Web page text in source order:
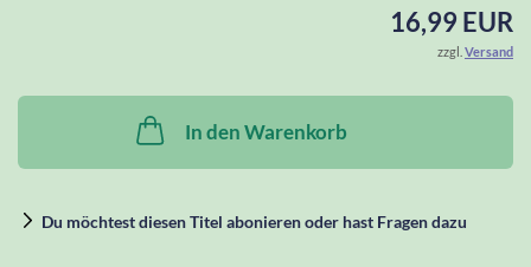
16,99 EUR
zzgl. Versand
In den Warenkorb
Du möchtest diesen Titel abonieren oder hast Fragen dazu